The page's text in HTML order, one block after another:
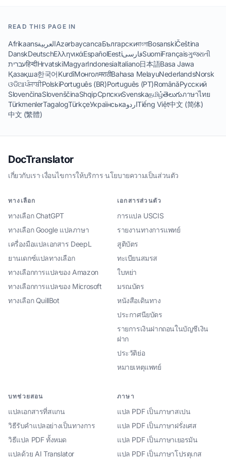
READ THIS PAGE IN
AfrikaansالعربيةAzərbaycancaБългарскиবাংলাBosanskiČeština
DanskDeutschΕλληνικάEspañolEestiفارسیSuomiFrançaisગુજરાતી
עבריתहिन्दीHrvatskiMagyarIndonesiaItaliano日本語Basa Jawa
Қазақша한국어KurdîМонголमराठीBahasa MelayuNederlandsNorsk
ଓଡିଆਪੰਜਾਬੀPolskiPortuguês (BR)Português (PT)RomânăРусский
SlovenčinaSlovenščinaShqipСрпскиSvenskaதமிழ்తెలుగుภาษาไทย
TürkmenlerTagalogTürkçeУкраїнськаاردوTiếng Việt中文 (简体)
中文 (繁體)
DocTranslator
เกี่ยวกับเรา·เงื่อนไขการให้บริการ·นโยบายความเป็นส่วนตัว
ทางเลือก
ทางเลือก ChatGPT
ทางเลือก Google แปลภาษา
เครื่องมือแปลเอกสาร DeepL
ยานเดกซ์แปลทางเลือก
ทางเลือกการแปลของ Amazon
ทางเลือกการแปลของ Microsoft
ทางเลือก QuillBot
เอกสารส่วนตัว
การแปล USCIS
รายงานทางการแพทย์
สูติบัตร
ทะเบียนสมรส
ใบหย่า
มรณบัตร
หนังสือเดินทาง
ประกาศนียบัตร
รายการเงินฝากถอนในบัญชีเงิน
ฝาก
ประวัติย่อ
หมายเหตุแพทย์
บทช่วยสอน
แปลเอกสารที่สแกน
วิธีรับคำแปลอย่างเป็นทางการ
วิธีแปล PDF ทั้งหมด
แปลด้วย AI Translator
ภาษา
แปล PDF เป็นภาษาสเปน
แปล PDF เป็นภาษาฝรั่งเศส
แปล PDF เป็นภาษาเยอรมัน
แปล PDF เป็นภาษาโปรตุเกส